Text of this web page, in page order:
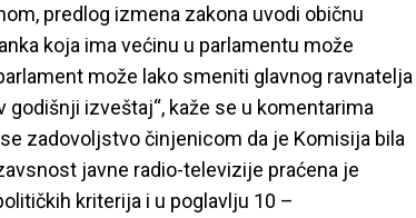
predlog izmena zakona uvodi običnu
koja ima većinu u parlamentu može
može lako smeniti glavnog ravnatelja
izveštaj“, kaže se u komentarima
zadovoljstvo činjenicom da je Komisija bila
javne radio-televizije praćena je
kriterija i u poglavlju 10 –